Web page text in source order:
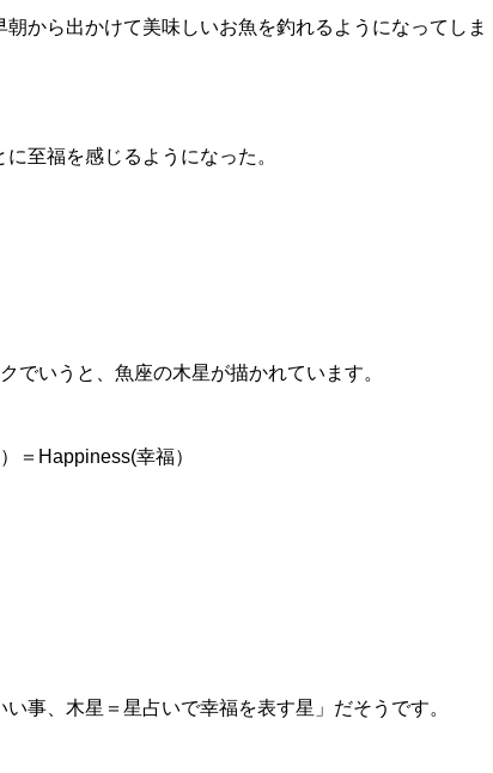
から出かけて美味しいお魚を釣れるようになってしま
至福を感じるようになった。
でいうと、魚座の木星が描かれています。
＝Happiness(幸福）
事、木星＝星占いで幸福を表す星」だそうです。